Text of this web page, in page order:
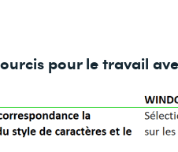
pour le travail